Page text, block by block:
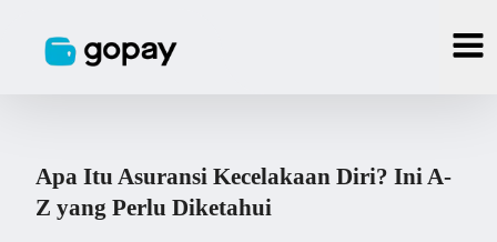
Apa Itu Asuransi Kecelakaan Diri? Ini A-
Z yang Perlu Diketahui